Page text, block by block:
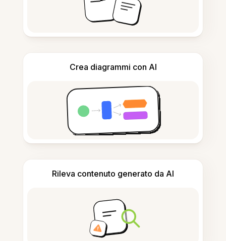
Crea diagrammi con AI
Rileva contenuto generato da AI